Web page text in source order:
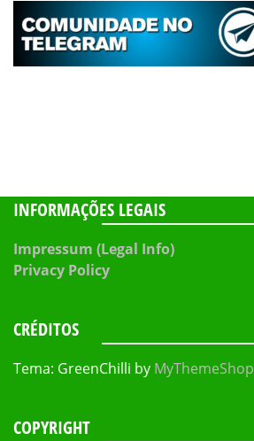
INFORMAÇÕES LEGAIS
Impressum (Legal Info)
Privacy Policy
CRÉDITOS
Tema: GreenChilli by MyThemeShop
COPYRIGHT